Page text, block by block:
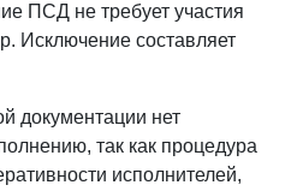
ПСД не требует участия
Исключение составляет
документации нет
так как процедура
исполнителей,